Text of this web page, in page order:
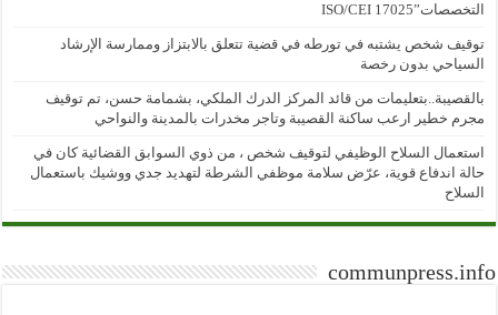
التخصصات”ISO/CEI 17025
توقيف شخص يشتبه في تورطه في قضية تتعلق بالابتزاز وممارسة الإرشاد
السياحي بدون رخصة
بالقصيبة..بتعليمات من قائد المركز الدرك الملكي، بشمامة حسن، تم توقيف
مجرم خطير ارعب ساكنة القصيبة وتاجر مخدرات بالمدينة والنواحي
استعمال السلاح الوظيفي لتوقيف شخص ، من ذوي السوابق القضائية كان في
حالة اندفاع قوية، عرّض سلامة موظفي الشرطة لتهديد جدي ووشيك باستعمال
السلاح
communpress.info